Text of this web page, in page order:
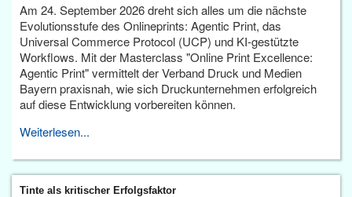
Am 24. September 2026 dreht sich alles um die nächste
Evolutionsstufe des Onlineprints: Agentic Print, das
Universal Commerce Protocol (UCP) und KI-gestützte
Workflows. Mit der Masterclass "Online Print Excellence:
Agentic Print" vermittelt der Verband Druck und Medien
Bayern praxisnah, wie sich Druckunternehmen erfolgreich
auf diese Entwicklung vorbereiten können.
Weiterlesen...
Tinte als kritischer Erfolgsfaktor